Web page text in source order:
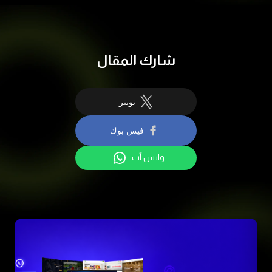
شارك المقال
تويتر
فيس بوك
واتس آب